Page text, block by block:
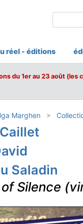
réel - éditions
du 1er au 23 août
Marghen
Saladin
Silence